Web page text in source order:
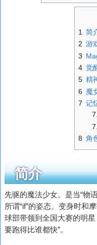
1
简
2 游
3
4 觉
5 精
6 魔
7 记
8 角
简介
先驱的魔法少女。是当“物
所谓“if”的姿态。变身时和
球部带领到全国大赛的明
要跑得比谁都快”。